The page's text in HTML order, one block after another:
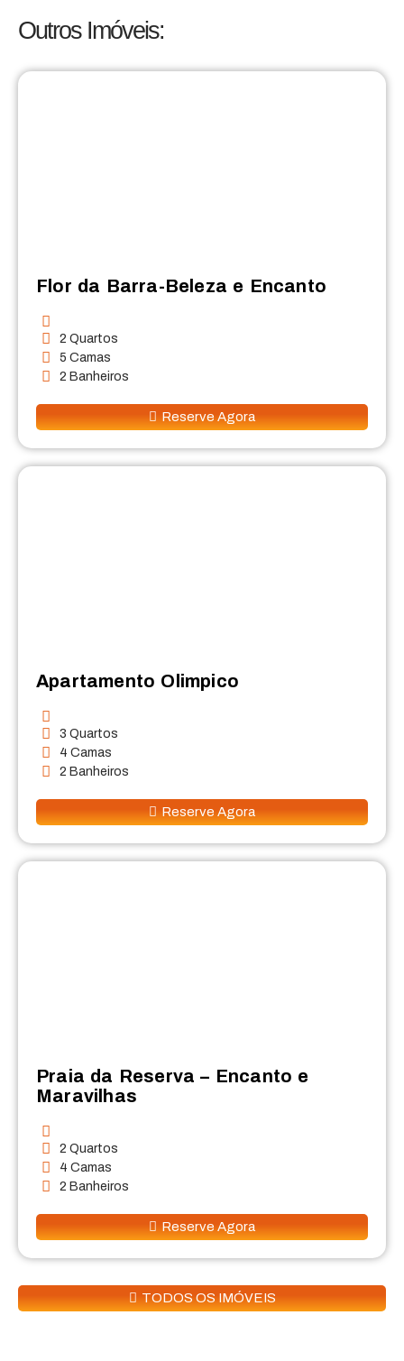
Outros Imóveis:
Flor da Barra-Beleza e Encanto
2 Quartos
5 Camas
2 Banheiros
Reserve Agora
Apartamento Olimpico
3 Quartos
4 Camas
2 Banheiros
Reserve Agora
Praia da Reserva – Encanto e
Maravilhas
2 Quartos
4 Camas
2 Banheiros
Reserve Agora
TODOS OS IMÓVEIS